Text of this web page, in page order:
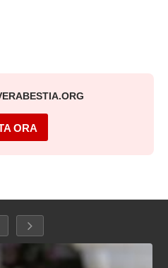
ORA